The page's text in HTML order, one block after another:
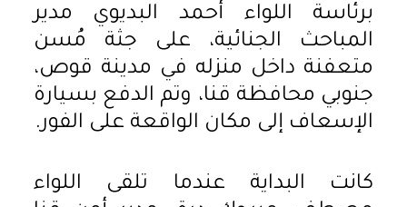
برئاسة اللواء أحمد البديوي مدير
المباحث الجنائية، على جثة مُسن
متعفنة داخل منزله في مدينة قوص،
جنوبي محافظة قنا، وتم الدفع بسيارة
الإسعاف إلى مكان الواقعة على الفور.
كانت البداية عندما تلقى اللواء